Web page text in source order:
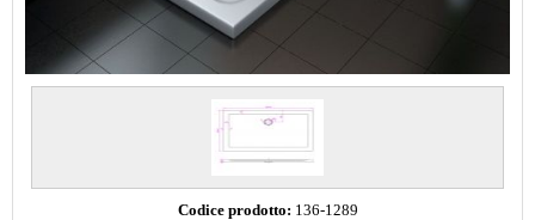
Codice prodotto: 136-1289